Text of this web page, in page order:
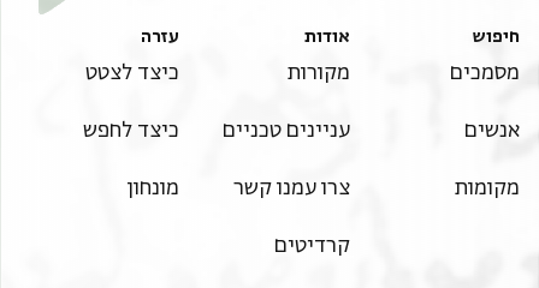
חיפוש
מסמכים
אנשים
מקומות
אודות
מקורות
עניינים טכניים
צרו עמנו קשר
קרדיטים
עזרה
כיצד לצטט
כיצד לחפש
מונחון